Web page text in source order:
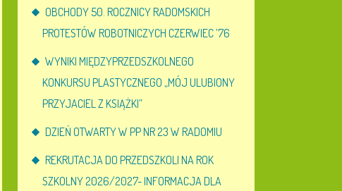
OBCHODY 50. ROCZNICY RADOMSKICH
PROTESTÓW ROBOTNICZYCH CZERWIEC ’76
WYNIKI MIĘDZYPRZEDSZKOLNEGO
KONKURSU PLASTYCZNEGO „MÓJ ULUBIONY
PRZYJACIEL Z KSIĄŻKI”
DZIEŃ OTWARTY W PP NR 23 W RADOMIU
REKRUTACJA DO PRZEDSZKOLI NA ROK
SZKOLNY 2026/2027- INFORMACJA DLA